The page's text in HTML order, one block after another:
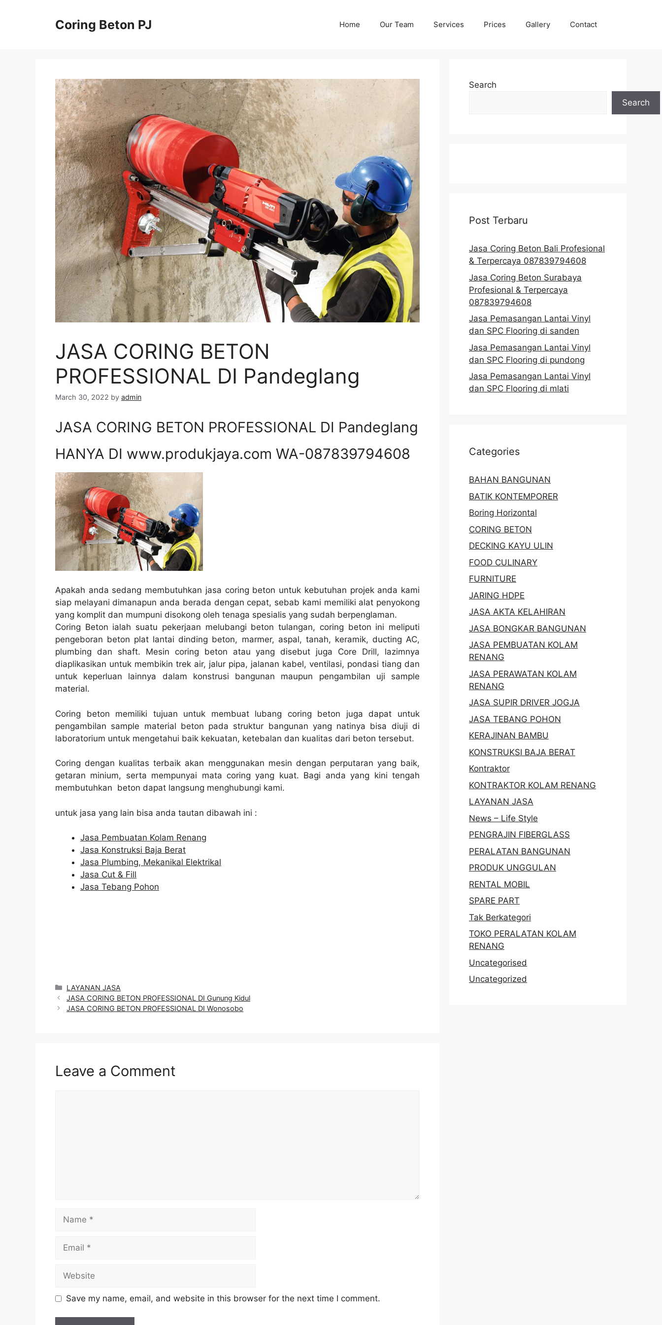
Coring Beton PJ Home Our Team Services Prices Gallery Contact
JASA CORING BETON
PROFESSIONAL DI Pandeglang
March 30, 2022 by admin
JASA CORING BETON PROFESSIONAL DI Pandeglang
HANYA DI www.produkjaya.com WA-087839794608
Apakah anda sedang membutuhkan jasa coring beton untuk kebutuhan projek anda kami
siap melayani dimanapun anda berada dengan cepat, sebab kami memiliki alat penyokong
yang komplit dan mumpuni disokong oleh tenaga spesialis yang sudah berpenglaman.
Coring Beton ialah suatu pekerjaan melubangi beton tulangan, coring beton ini meliputi
pengeboran beton plat lantai dinding beton, marmer, aspal, tanah, keramik, ducting AC,
plumbing dan shaft. Mesin coring beton atau yang disebut juga Core Drill, lazimnya
diaplikasikan untuk membikin trek air, jalur pipa, jalanan kabel, ventilasi, pondasi tiang dan
untuk keperluan lainnya dalam konstrusi bangunan maupun pengambilan uji sample
material.
Coring beton memiliki tujuan untuk membuat lubang coring beton juga dapat untuk
pengambilan sample material beton pada struktur bangunan yang natinya bisa diuji di
laboratorium untuk mengetahui baik kekuatan, ketebalan dan kualitas dari beton tersebut.
Coring dengan kualitas terbaik akan menggunakan mesin dengan perputaran yang baik,
getaran minium, serta mempunyai mata coring yang kuat. Bagi anda yang kini tengah
membutuhkan beton dapat langsung menghubungi kami.
untuk jasa yang lain bisa anda tautan dibawah ini :
Jasa Pembuatan Kolam Renang
Jasa Konstruksi Baja Berat
Jasa Plumbing, Mekanikal Elektrikal
Jasa Cut & Fill
Jasa Tebang Pohon
Categories
LAYANAN JASA
JASA CORING BETON PROFESSIONAL DI Gunung Kidul
JASA CORING BETON PROFESSIONAL DI Wonosobo
Leave a Comment
Save my name, email, and website in this browser for the next time I comment.
Search
Search
Post Terbaru
Jasa Coring Beton Bali Profesional
& Terpercaya 087839794608
Jasa Coring Beton Surabaya
Profesional & Terpercaya
087839794608
Jasa Pemasangan Lantai Vinyl
dan SPC Flooring di sanden
Jasa Pemasangan Lantai Vinyl
dan SPC Flooring di pundong
Jasa Pemasangan Lantai Vinyl
dan SPC Flooring di mlati
Categories
BAHAN BANGUNAN
BATIK KONTEMPORER
Boring Horizontal
CORING BETON
DECKING KAYU ULIN
FOOD CULINARY
FURNITURE
JARING HDPE
JASA AKTA KELAHIRAN
JASA BONGKAR BANGUNAN
JASA PEMBUATAN KOLAM
RENANG
JASA PERAWATAN KOLAM
RENANG
JASA SUPIR DRIVER JOGJA
JASA TEBANG POHON
KERAJINAN BAMBU
KONSTRUKSI BAJA BERAT
Kontraktor
KONTRAKTOR KOLAM RENANG
LAYANAN JASA
News – Life Style
PENGRAJIN FIBERGLASS
PERALATAN BANGUNAN
PRODUK UNGGULAN
RENTAL MOBIL
SPARE PART
Tak Berkategori
TOKO PERALATAN KOLAM
RENANG
Uncategorised
Uncategorized